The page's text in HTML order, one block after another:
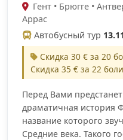
Гент • Брюгге •
Аррас
Автобусный тур
Скидка 30 € за 20
Скидка 35 € за 22
Перед Вами
драматичная история
название которого
Средние века. Такого